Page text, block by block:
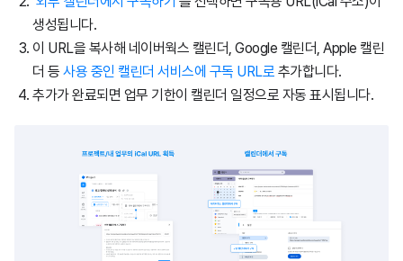
생성됩니다.
이 URL을 복사해 네이버웍스 캘린더, Google 캘린더, Apple 캘린
더 등 사용 중인 캘린더 서비스에 구독 URL로 추가합니다.
추가가 완료되면 업무 기한이 캘린더 일정으로 자동 표시됩니다.